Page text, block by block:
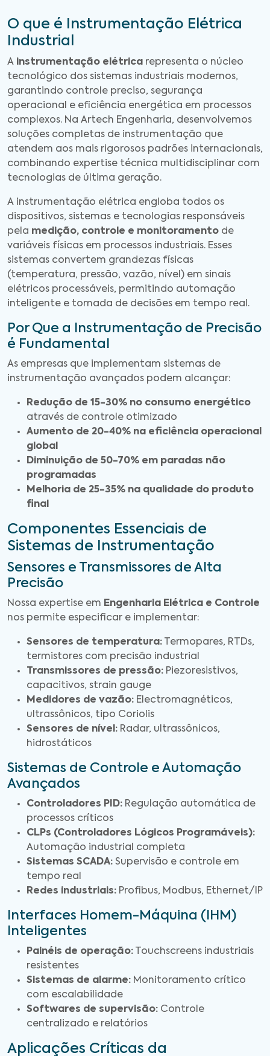
O que é Instrumentação Elétrica
Industrial
A instrumentação elétrica representa o núcleo
tecnológico dos sistemas industriais modernos,
garantindo controle preciso, segurança
operacional e eficiência energética em processos
complexos. Na Artech Engenharia, desenvolvemos
soluções completas de instrumentação que
atendem aos mais rigorosos padrões internacionais,
combinando expertise técnica multidisciplinar com
tecnologias de última geração.
A instrumentação elétrica engloba todos os
dispositivos, sistemas e tecnologias responsáveis
pela medição, controle e monitoramento de
variáveis físicas em processos industriais. Esses
sistemas convertem grandezas físicas
(temperatura, pressão, vazão, nível) em sinais
elétricos processáveis, permitindo automação
inteligente e tomada de decisões em tempo real.
Por Que a Instrumentação de Precisão
é Fundamental
As empresas que implementam sistemas de
instrumentação avançados podem alcançar:
Redução de 15-30% no consumo energético
através de controle otimizado
Aumento de 20-40% na eficiência operacional
global
Diminuição de 50-70% em paradas não
programadas
Melhoria de 25-35% na qualidade do produto
final
Componentes Essenciais de
Sistemas de Instrumentação
Sensores e Transmissores de Alta
Precisão
Nossa expertise em Engenharia Elétrica e Controle
nos permite especificar e implementar:
Sensores de temperatura: Termopares, RTDs,
termistores com precisão industrial
Transmissores de pressão: Piezoresistivos,
capacitivos, strain gauge
Medidores de vazão: Electromagnéticos,
ultrassônicos, tipo Coriolis
Sensores de nível: Radar, ultrassônicos,
hidrostáticos
Sistemas de Controle e Automação
Avançados
Controladores PID: Regulação automática de
processos críticos
CLPs (Controladores Lógicos Programáveis):
Automação industrial completa
Sistemas SCADA: Supervisão e controle em
tempo real
Redes industriais: Profibus, Modbus, Ethernet/IP
Interfaces Homem-Máquina (IHM)
Inteligentes
Painéis de operação: Touchscreens industriais
resistentes
Sistemas de alarme: Monitoramento crítico
com escalabilidade
Softwares de supervisão: Controle
centralizado e relatórios
Aplicações Críticas da